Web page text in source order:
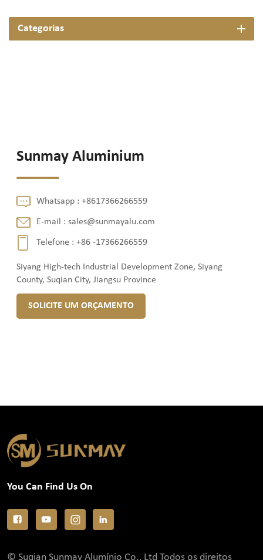
Categorias
Sunmay Aluminium
Whatsapp :+8617366266559
E-mail :sales@sunmayalu.com
Telefone :+86 -17366266559
Siyang High-tech Industrial Development Zone, Siyang
County, Suqian City, Jiangsu Province
SOLICITE UM ORÇAMENTO
You Can Find Us On
© Suqian Sunmay Alumínio Co., Ltd Todos os direitos